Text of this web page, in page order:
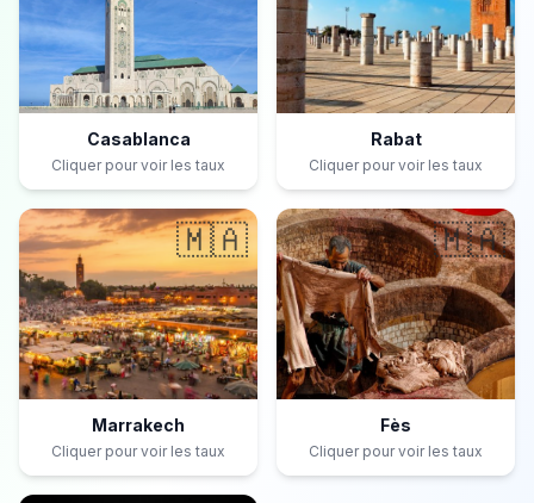
Casablanca
Cliquer pour voir les taux
Rabat
Cliquer pour voir les taux
🇲🇦
Marrakech
Cliquer pour voir les taux
🇲🇦
Fès
Cliquer pour voir les taux